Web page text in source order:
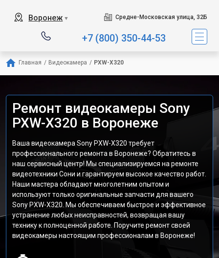
Воронеж ▼ Средне-Московская улица, 32Б
+7 (800) 350-44-53
Главная / Видеокамера / PXW-X320
Ремонт видеокамеры Sony
PXW-X320 в Воронеже
Ваша видеокамера Sony PXW-X320 требует
профессионального ремонта в Воронеже? Обратитесь в
наш сервисный центр! Мы специализируемся на ремонте
видеотехники Сони и гарантируем высокое качество работ.
Наши мастера обладают многолетним опытом и
используют только оригинальные запчасти для вашего
Sony PXW-X320. Мы обеспечиваем быстрое и эффективное
устранение любых неисправностей, возвращая вашу
технику к полноценной работе. Поручите ремонт своей
видеокамеры настоящим профессионалам в Воронеже!